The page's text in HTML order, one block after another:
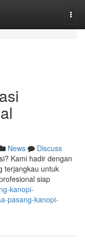
News
Discuss
Kami hadir dengan
terjangkau untuk
siap
kanopi-
pasang-kanopi-